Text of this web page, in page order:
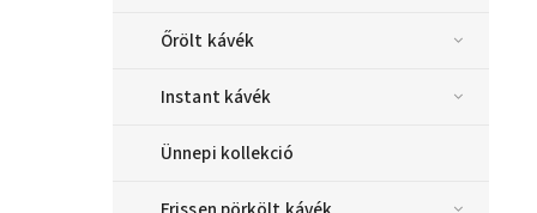
Őrölt kávék
Instant kávék
Ünnepi kollekció